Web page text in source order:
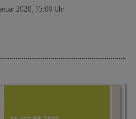
2020, 15:00 Uhr